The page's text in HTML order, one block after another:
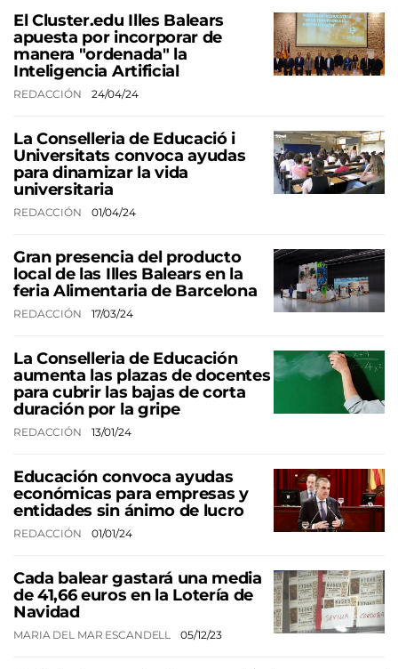
El Cluster.edu Illes Balears
apuesta por incorporar de
manera "ordenada" la
Inteligencia Artificial
REDACCIÓN 24/04/24
La Conselleria de Educació i
Universitats convoca ayudas
para dinamizar la vida
universitaria
REDACCIÓN 01/04/24
Gran presencia del producto
local de las Illes Balears en la
feria Alimentaria de Barcelona
REDACCIÓN 17/03/24
La Conselleria de Educación
aumenta las plazas de docentes
para cubrir las bajas de corta
duración por la gripe
REDACCIÓN 13/01/24
Educación convoca ayudas
económicas para empresas y
entidades sin ánimo de lucro
REDACCIÓN 01/01/24
Cada balear gastará una media
de 41,66 euros en la Lotería de
Navidad
MARIA DEL MAR ESCANDELL 05/12/23